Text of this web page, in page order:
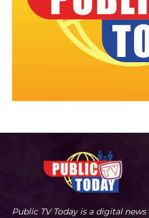
Public TV Today is a digital